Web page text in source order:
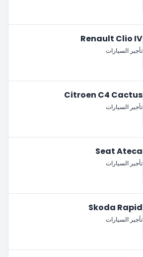
Renault Clio IV
تأجير السيارات
Citroen C4 Cactus
تأجير السيارات
Seat Ateca
تأجير السيارات
Skoda Rapid
تأجير السيارات